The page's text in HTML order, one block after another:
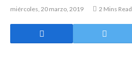
miércoles, 20 marzo, 2019 2 Mins Read